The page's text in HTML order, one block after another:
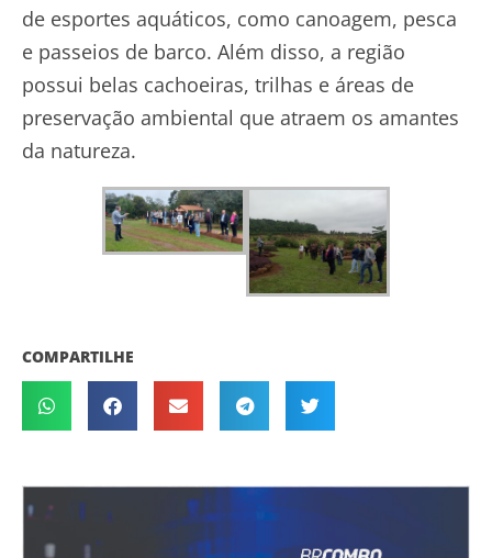
de esportes aquáticos, como canoagem, pesca
e passeios de barco. Além disso, a região
possui belas cachoeiras, trilhas e áreas de
preservação ambiental que atraem os amantes
da natureza.
COMPARTILHE